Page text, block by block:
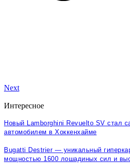
Next
Интересное
Новый Lamborghini Revuelto SV стал
автомобилем в Хоккенхайме
Bugatti Destrier — уникальный
мощностью 1600 лошадиных сил и